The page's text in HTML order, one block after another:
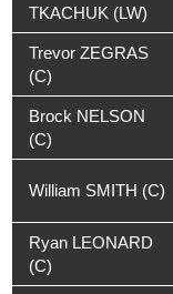
TKACHUK (LW)
Trevor ZEGRAS
(C)
Brock NELSON
(C)
William SMITH (C)
Ryan LEONARD
(C)